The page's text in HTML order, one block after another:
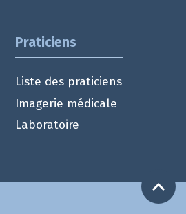
Praticiens
Liste des praticiens
Imagerie médicale
Laboratoire